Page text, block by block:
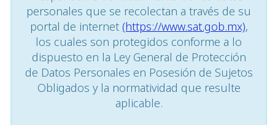
personales que se recolectan a través de su
portal de internet (https://www.sat.gob.mx),
los cuales son protegidos conforme a lo
dispuesto en la Ley General de Protección
de Datos Personales en Posesión de Sujetos
Obligados y la normatividad que resulte
aplicable.